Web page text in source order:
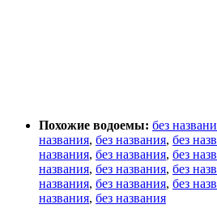
Похожие водоемы: без
названия, без названия, без
названия, без названия, без
названия, без названия, без
названия, без названия, без
названия, без названия